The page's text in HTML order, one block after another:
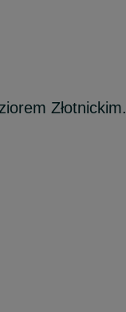
Złotnickim.